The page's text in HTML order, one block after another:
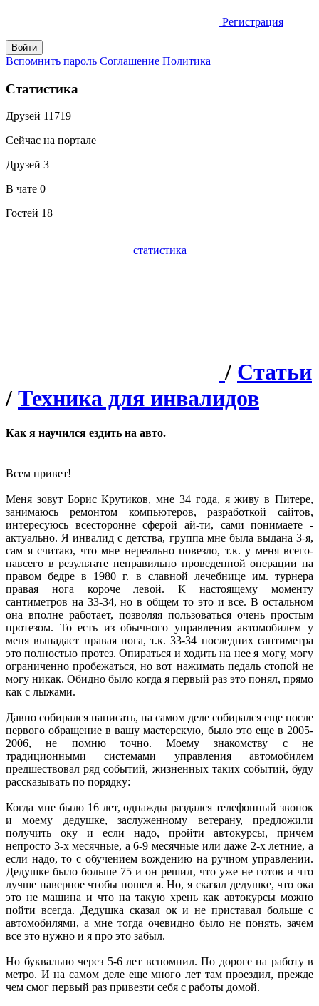
Регистрация
Вспомнить пароль Соглашение Политика
Статистика
Друзей 11719
Сейчас на портале
Друзей 3
В чате 0
Гостей 18
статистика
/ Статьи
/ Техника для инвалидов
Как я научился ездить на авто.
Всем привет!
Меня зовут Борис Крутиков, мне 34 года, я живу в Питере,
занимаюсь ремонтом компьютеров, разработкой сайтов,
интересуюсь всесторонне сферой ай-ти, сами понимаете -
актуально. Я инвалид с детства, группа мне была выдана 3-я,
сам я считаю, что мне нереально повезло, т.к. у меня всего-
навсего в результате неправильно проведенной операции на
правом бедре в 1980 г. в славной лечебнице им. турнера
правая нога короче левой. К настоящему моменту
сантиметров на 33-34, но в общем то это и все. В остальном
она вполне работает, позволяя пользоваться очень простым
протезом. То есть из обычного управления автомобилем у
меня выпадает правая нога, т.к. 33-34 последних сантиметра
это полностью протез. Опираться и ходить на нее я могу, могу
ограниченно пробежаться, но вот нажимать педаль стопой не
могу никак. Обидно было когда я первый раз это понял, прямо
как с лыжами.
Давно собирался написать, на самом деле собирался еще после
первого обращение в вашу мастерскую, было это еще в 2005-
2006, не помню точно. Моему знакомству с не
традиционными системами управления автомобилем
предшествовал ряд событий, жизненных таких событий, буду
рассказывать по порядку:
Когда мне было 16 лет, однажды раздался телефонный звонок
и моему дедушке, заслуженному ветерану, предложили
получить оку и если надо, пройти автокурсы, причем
непросто 3-х месячные, а 6-9 месячные или даже 2-х летние, а
если надо, то с обучением вождению на ручном управлении.
Дедушке было больше 75 и он решил, что уже не готов и что
лучше наверное чтобы пошел я. Но, я сказал дедушке, что ока
это не машина и что на такую хрень как автокурсы можно
пойти всегда. Дедушка сказал ок и не приставал больше с
автомобилями, а мне тогда очевидно было не понять, зачем
все это нужно и я про это забыл.
Но буквально через 5-6 лет вспомнил. По дороге на работу в
метро. И на самом деле еще много лет там проездил, прежде
чем смог первый раз привезти себя с работы домой.